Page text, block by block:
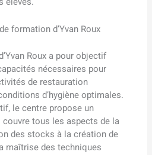
formation d’Yvan Roux
Roux a pour objectif
nécessaires pour
de restauration
d’hygiène optimales.
le centre propose un
tous les aspects de la
des stocks à la création de
maîtrise des techniques